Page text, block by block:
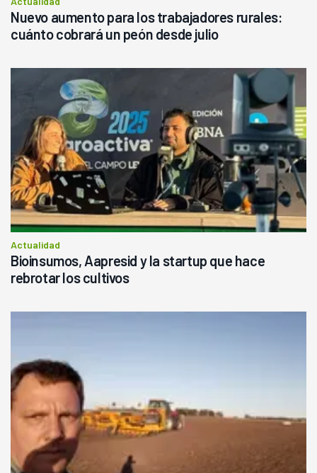
Nuevo aumento para los trabajadores rurales:
cuánto cobrará un peón desde julio
Actualidad
Bioinsumos, Aapresid y la startup que hace
rebrotar los cultivos